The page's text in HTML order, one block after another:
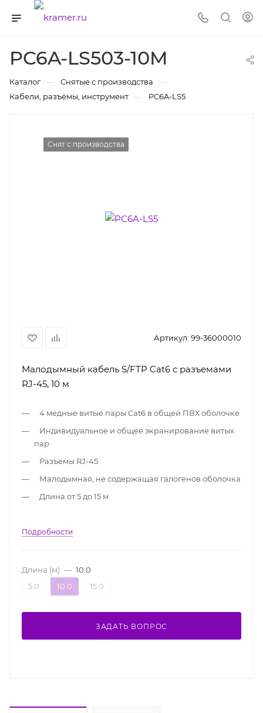
PC6A-LS503-10M
Каталог — Снятые с производства —
Кабели, разъёмы, инструмент — PC6A-LS5
Снят с производства
Снят с производства
Артикул: 99-36000010
Малодымный кабель S/FTP Cat6 с разъемами
RJ-45, 10 м
4 медные витые пары Cat6 в общей ПВХ оболочке
Индивидуальное и общее экранирование витых
пар
Разъемы RJ-45
Малодымная, не содержащая галогенов оболочка
Длина от 5 до 15 м
Подробности
Длина (м) — 10.0
5.0
10.0 15.0
ЗАДАТЬ ВОПРОС